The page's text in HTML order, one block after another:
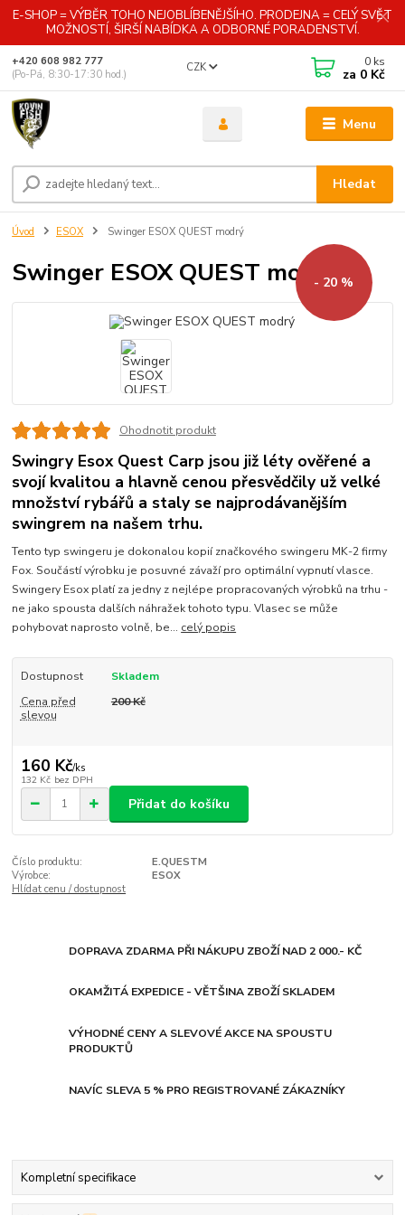
E-SHOP = VÝBĚR TOHO NEJOBLÍBENĚJŠÍHO. PRODEJNA = CELÝ SVĚT
MOŽNOSTÍ, ŠIRŠÍ NABÍDKA A ODBORNÉ PORADENSTVÍ.
Menu
CZK
Hledat
+420 608 982 777
(Po-Pá, 8:30-17:30 hod.)
0 ks
za 0 Kč
Úvod ESOX Swinger ESOX QUEST modrý
Swinger ESOX QUEST modrý
- 20 %
Ohodnotit produkt
Swingry Esox Quest Carp jsou již léty ověřené a
svojí kvalitou a hlavně cenou přesvědčily už velké
množství rybářů a staly se najprodávanějším
swingrem na našem trhu.
Tento typ swingeru je dokonalou kopií značkového swingeru MK-2 firmy
Fox. Součástí výrobku je posuvné závaží pro optimální vypnutí vlasce.
Swingery Esox platí za jedny z nejlépe propracovaných výrobků na trhu -
ne jako spousta dalších náhražek tohoto typu. Vlasec se může
pohybovat naprosto volně, be... celý popis
Dostupnost
Skladem
Cena před
slevou
200 Kč
160 Kč/ks
132 Kč bez DPH
Přidat do košíku
Číslo produktu:
E.QUESTM
Výrobce:
ESOX
Hlídat cenu / dostupnost
DOPRAVA ZDARMA PŘI NÁKUPU ZBOŽÍ NAD 2 000.- KČ
OKAMŽITÁ EXPEDICE - VĚTŠINA ZBOŽÍ SKLADEM
VÝHODNÉ CENY A SLEVOVÉ AKCE NA SPOUSTU
PRODUKTŮ
NAVÍC SLEVA 5 % PRO REGISTROVANÉ ZÁKAZNÍKY
Kompletní specifikace